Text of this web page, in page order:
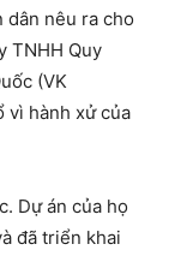
dân nêu ra cho
TNHH Quy
(VK
vì hành xử của
Dự án của họ
đã triển khai